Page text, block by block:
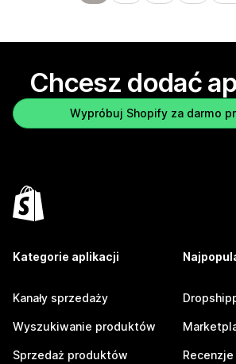
Chcesz dodać
Wypróbuj Shopify za darmo
Kategorie aplikacji
Kanały sprzedaży
Wyszukiwanie produktów
Sprzedaż produktów